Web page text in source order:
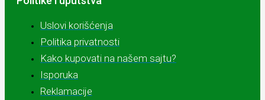
Uslovi korišćenja
Politika privatnosti
Kako kupovati na našem sajtu?
Isporuka
Reklamacije